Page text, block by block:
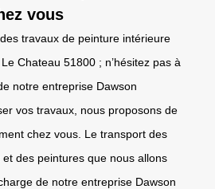
vous
travaux de peinture intérieure
Chateau 51800 ; n’hésitez pas à
notre entreprise Dawson
vos travaux, nous proposons de
chez vous. Le transport des
des peintures que nous allons
de notre entreprise Dawson